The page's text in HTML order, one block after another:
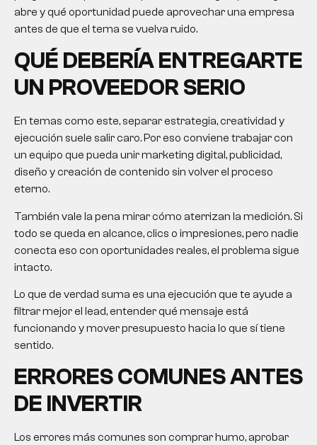
abre y qué oportunidad puede aprovechar una empresa
antes de que el tema se vuelva ruido.
QUÉ DEBERÍA ENTREGARTE
UN PROVEEDOR SERIO
En temas como este, separar estrategia, creatividad y
ejecución suele salir caro. Por eso conviene trabajar con
un equipo que pueda unir marketing digital, publicidad,
diseño y creación de contenido sin volver el proceso
eterno.
También vale la pena mirar cómo aterrizan la medición. Si
todo se queda en alcance, clics o impresiones, pero nadie
conecta eso con oportunidades reales, el problema sigue
intacto.
Lo que de verdad suma es una ejecución que te ayude a
filtrar mejor el lead, entender qué mensaje está
funcionando y mover presupuesto hacia lo que sí tiene
sentido.
ERRORES COMUNES ANTES
DE INVERTIR
Los errores más comunes son comprar humo, aprobar